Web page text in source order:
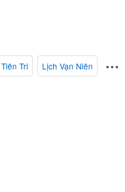
Tri
Lịch Vạn Niên